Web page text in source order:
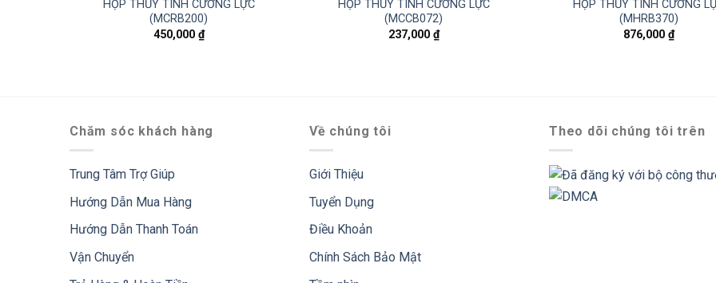
HỘP THỦY TINH CƯỜNG LỰC
(MCRB200)
450,000 ₫
HỘP THỦY TINH CƯỜNG LỰC
(MCCB072)
237,000 ₫
HỘP THỦY TINH CƯỜNG
(MHRB370)
876,000 ₫
Chăm sóc khách hàng
Trung Tâm Trợ Giúp
Hướng Dẫn Mua Hàng
Hướng Dẫn Thanh Toán
Vận Chuyển
Về chúng tôi
Giới Thiệu
Tuyển Dụng
Điều Khoản
Chính Sách Bảo Mật
Theo dõi chúng tôi trên